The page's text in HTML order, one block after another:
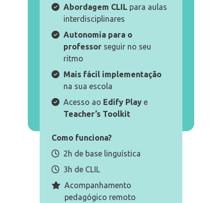
Abordagem CLIL para aulas
interdisciplinares
Autonomia para o
professor seguir no seu
ritmo
Mais fácil implementação
na sua escola
Acesso ao Edify Play e
Teacher’s Toolkit
Como funciona?
2h de base linguística
3h de CLIL
Acompanhamento
pedagógico remoto